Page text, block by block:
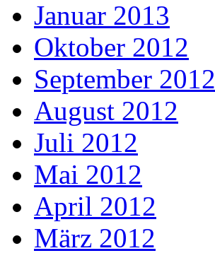
Januar 2013
Oktober 2012
September 2012
August 2012
Juli 2012
Mai 2012
April 2012
März 2012